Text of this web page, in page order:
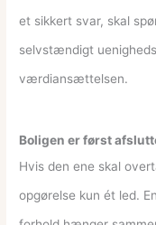
et sikkert svar, skal
selvstændigt
værdiansættelsen.
Boligen er først
Hvis den ene skal
opgørelse kun ét led.